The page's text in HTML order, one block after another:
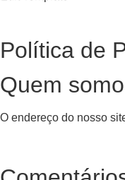
Política de
Quem
O endereço do nosso